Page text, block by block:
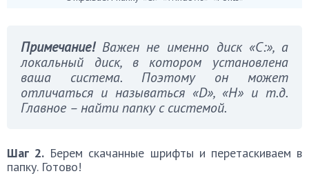
Примечание! Важен не именно диск «С:», а
локальный диск, в котором установлена
ваша система. Поэтому он может
отличаться и называться «D», «H» и т.д.
Главное – найти папку с системой.
Шаг 2. Берем скачанные шрифты и перетаскиваем в
папку. Готово!